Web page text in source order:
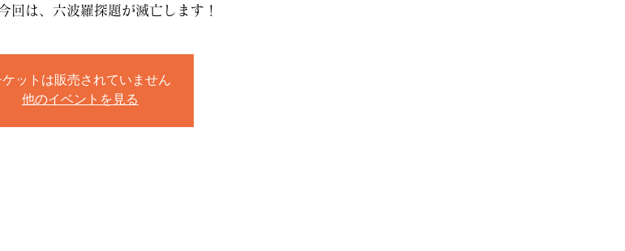
回は、六波羅探題が滅亡します！
ットは販売されていません
他のイベントを見る